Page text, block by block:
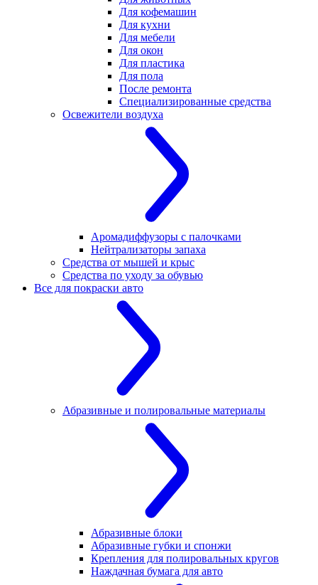
Для кофемашин
Для кухни
Для мебели
Для окон
Для пластика
Для пола
После ремонта
Специализированные средства
Освежители воздуха
Аромадиффузоры с палочками
Нейтрализаторы запаха
Средства от мышей и крыс
Средства по уходу за обувью
Все для покраски авто
Абразивные и полировальные материалы
Абразивные блоки
Абразивные губки и спонжи
Крепления для полировальных кругов
Наждачная бумага для авто